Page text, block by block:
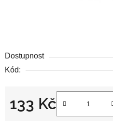
Dostupnost
Kód:
133 Kč